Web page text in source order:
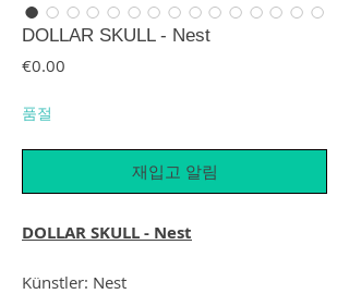
DOLLAR SKULL - Nest
€0.00
품절
재입고 알림
DOLLAR SKULL - Nest
Künstler: Nest